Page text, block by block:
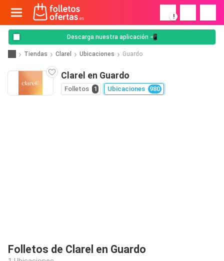
!
Descarga nuestra aplicación 📲
Tiendas Clarel Ubicaciones Guardo
Clarel en Guardo
Folletos 1 Ubicaciones 980
Folletos de Clarel en Guardo